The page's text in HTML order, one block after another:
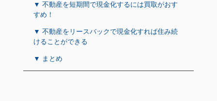
▼ 不動産を短期間で現金化するには買取がおす
すめ！
▼ 不動産をリースバックで現金化すれば住み続
けることができる
▼ まとめ